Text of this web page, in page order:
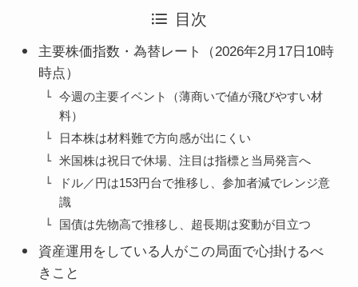
目次
主要株価指数・為替レート（2026年2月17日10時
時点）
今週の主要イベント（薄商いで値が飛びやすい材
料）
日本株は材料難で方向感が出にくい
米国株は祝日で休場、注目は指標と当局発言へ
ドル／円は153円台で推移し、参加者減でレンジ意
識
国債は先物高で推移し、超長期は変動が目立つ
資産運用をしている人がこの局面で心掛けるべ
きこと